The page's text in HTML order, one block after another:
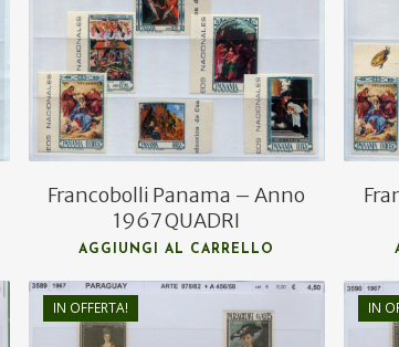
€11,30
10,00
Francobolli Panama – Anno
1967 QUADRI
AGGIUNGI AL CARRELLO
IN OFFERTA! IN